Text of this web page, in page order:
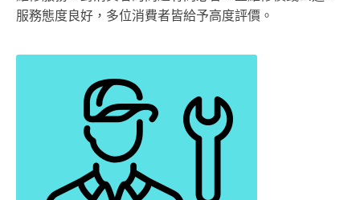
服務態度良好，多位消費者皆給予高度評價。